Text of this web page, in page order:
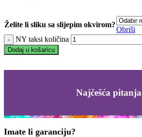
Želite li sliku sa slijepim okvirom?
Obriši
NY taksi količina
Dodaj u košaricu
Najčešća pitanja
Imate li garanciju?